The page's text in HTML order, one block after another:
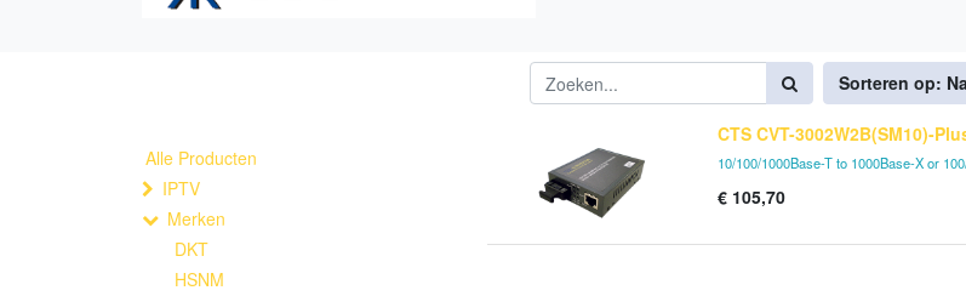
Sorteren op:
Alle Producten
IPTV
Merken
DKT
HSNM
CTS CVT-3002W2B(SM10)-
10/100/1000Base-T to 1000Base-X or
€ 105,70